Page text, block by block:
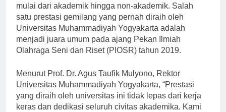
mulai dari akademik hingga non-akademik. Salah
satu prestasi gemilang yang pernah diraih oleh
Universitas Muhammadiyah Yogyakarta adalah
menjadi juara umum pada ajang Pekan Ilmiah
Olahraga Seni dan Riset (PIOSR) tahun 2019.
Menurut Prof. Dr. Agus Taufik Mulyono, Rektor
Universitas Muhammadiyah Yogyakarta, “Prestasi
yang diraih oleh universitas ini tidak lepas dari kerja
keras dan dedikasi seluruh civitas akademika. Kami